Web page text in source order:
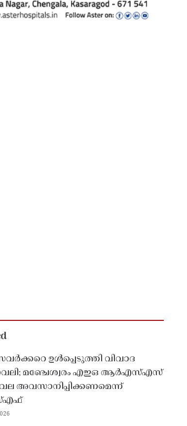
ഉൾപ്പെടുത്തി വിവാദ
മഞ്ചേശ്വരം എഇഒ ആർഎസ്എസ്
അവസാനിപ്പിക്കണമെന്ന്